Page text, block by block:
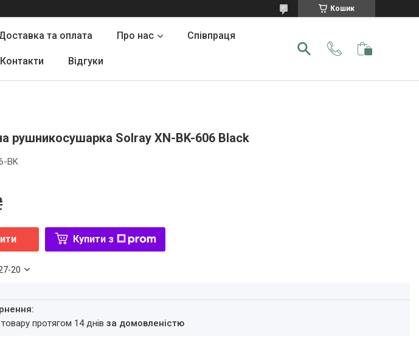
Кошик
та оплата Про нас Співпраця
Контакти Відгуки
рушникосушарка Solray XN-BK-606 Black
BK
Купити з
20
товару протягом 14 днівза домовленістю